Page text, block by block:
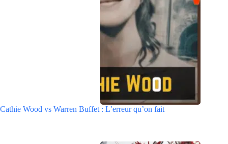
Cathie Wood vs Warren Buffet : L’erreur qu’on fait